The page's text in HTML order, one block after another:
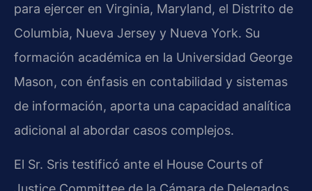
para ejercer en Virginia, Maryland, el Distrito de
Columbia, Nueva Jersey y Nueva York. Su
formación académica en la Universidad George
Mason, con énfasis en contabilidad y sistemas
de información, aporta una capacidad analítica
adicional al abordar casos complejos.
El Sr. Sris testificó ante el House Courts of